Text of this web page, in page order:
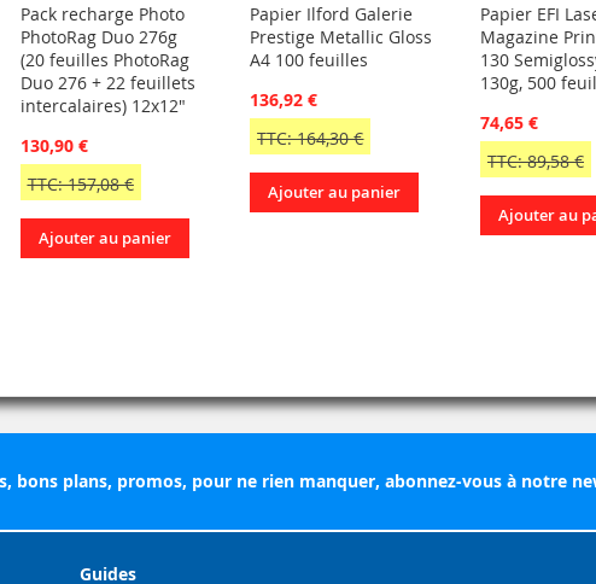
Pack recharge Photo
PhotoRag Duo 276g
(20 feuilles PhotoRag
Duo 276 + 22 feuillets
intercalaires) 12x12"
130,90 €
TTC: 157,08 €
Ajouter au panier
Papier Ilford Galerie
Prestige Metallic Gloss
A4 100 feuilles
136,92 €
TTC: 164,30 €
Ajouter au panier
Papier EFI
Magazine
130
130g, 500
74,65 €
TTC: 89,58 €
Ajouter au
bons plans, promos, pour ne rien manquer, abonnez-vous à notre
Guides